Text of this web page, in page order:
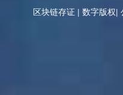
区块链存证 | 数字版权|